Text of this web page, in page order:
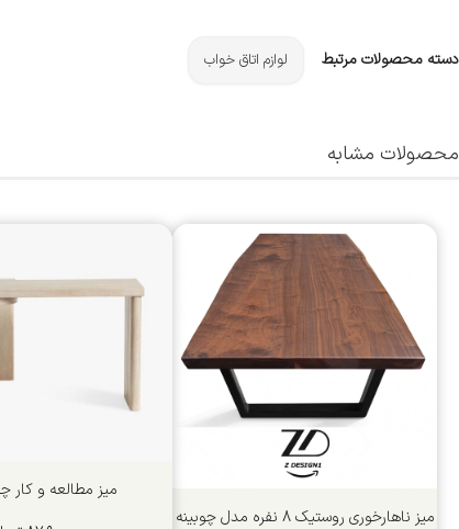
دسته محصولات مرتبط لوازم اتاق خواب
محصولات مشابه
میز ناهارخوری روستیک 8 نفره مدل چوبینه
میز مطالعه و کار